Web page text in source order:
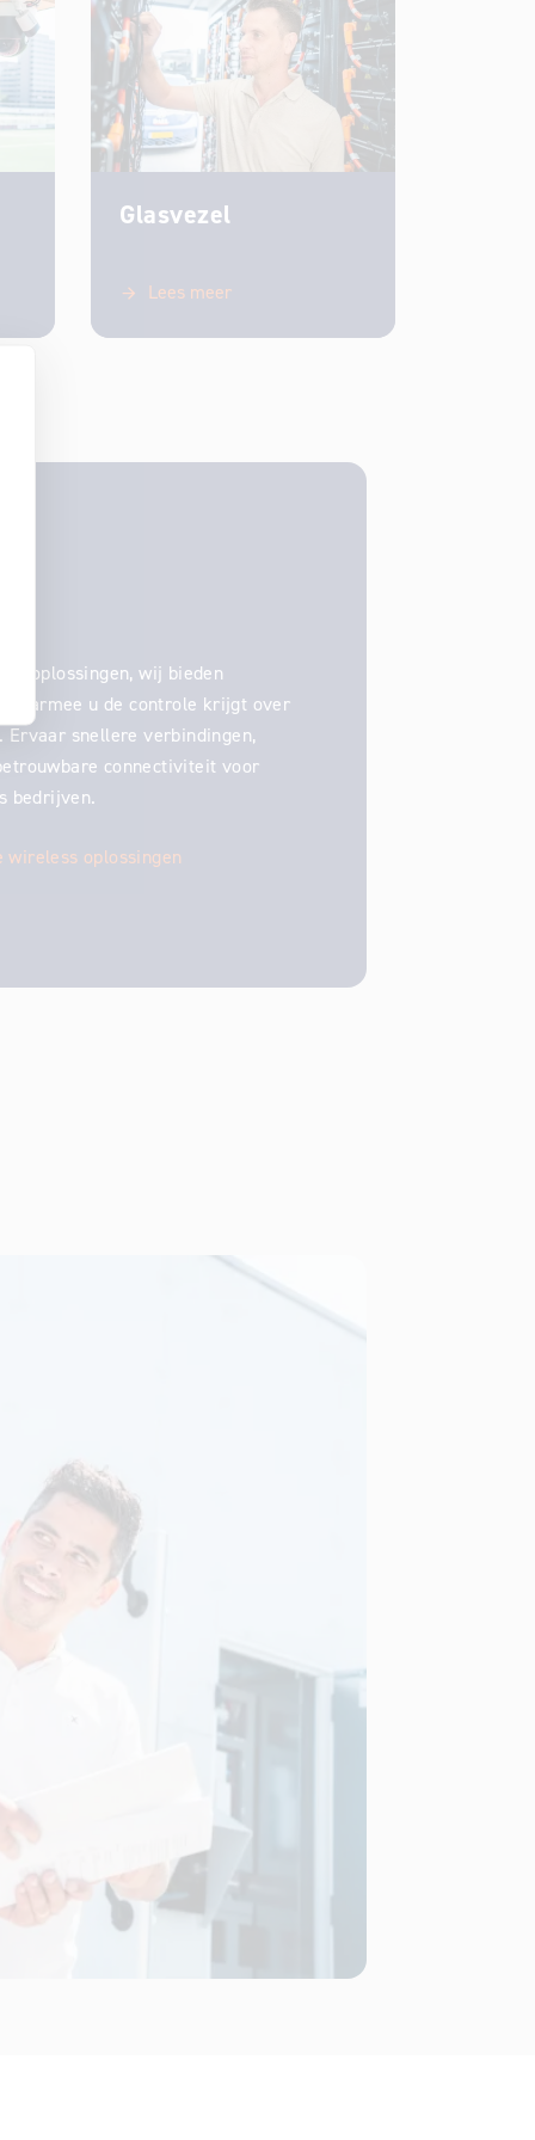
Glasvezel
Lees meer
oplossingen, wij bieden
u de controle krijgt over
snellere verbindingen,
connectiviteit voor
bedrijven.
oplossingen